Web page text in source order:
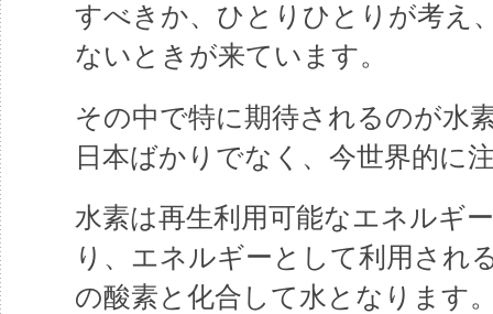
すべきか、ひとりひとりが考え
ないときが来ています。
その中で特に期待されるのが水
日本ばかりでなく、今世界的に
水素は再生利用可能なエネルギ
り、エネルギーとして利用され
の酸素と化合して水となります